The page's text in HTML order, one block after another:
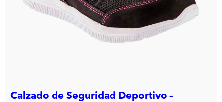
Calzado de Seguridad Deportivo –